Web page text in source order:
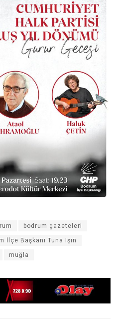
bodrum gazeteleri
İlçe Başkanı Tuna Işın
muğla